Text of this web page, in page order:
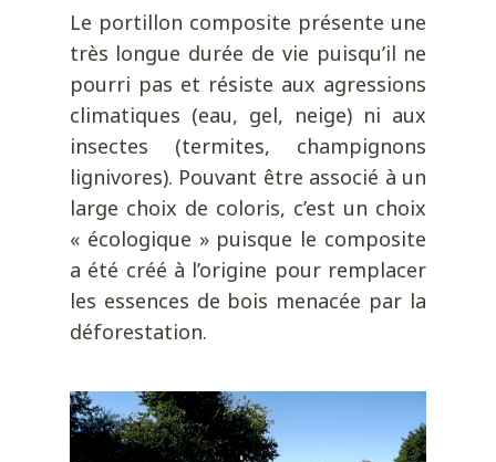
Le portillon composite présente une
très longue durée de vie puisqu’il ne
pourri pas et résiste aux agressions
climatiques (eau, gel, neige) ni aux
insectes (termites, champignons
lignivores). Pouvant être associé à un
large choix de coloris, c’est un choix
« écologique » puisque le composite
a été créé à l’origine pour remplacer
les essences de bois menacée par la
déforestation.